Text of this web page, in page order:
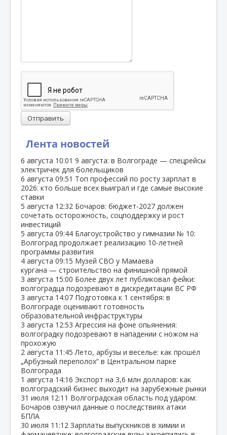
Лента новостей
6 августа 10:01 9 августа: в Волгограде — спецрейсы
электричек для болельщиков
6 августа 09:51 Топ профессий по росту зарплат в
2026: кто больше всех выиграл и где самые высокие
ставки
5 августа 12:32 Бочаров: бюджет‑2027 должен
сочетать осторожность, соцподдержку и рост
инвестиций
5 августа 09:44 Благоустройство у гимназии № 10:
Волгоград продолжает реализацию 10‑летней
программы развития
4 августа 09:15 Музей СВО у Мамаева
кургана — строительство на финишной прямой
3 августа 15:00 Более двух лет публиковал фейки:
волгоградца подозревают в дискредитации ВС РФ
3 августа 14:07 Подготовка к 1 сентября: в
Волгограде оценивают готовность
образовательной инфраструктуры
3 августа 12:53 Агрессия на фоне опьянения:
волгоградку подозревают в нападении с ножом на
прохожую
2 августа 11:45 Лето, арбузы и веселье: как прошёл
„Арбузный переполох“ в Центральном парке
Волгограда
1 августа 14:16 Экспорт на 3,6 млн долларов: как
волгоградский бизнес выходит на зарубежные рынки
31 июля 12:11 Волгоградская область под ударом:
Бочаров озвучил данные о последствиях атаки
БПЛА
30 июля 11:12 Зарплаты выпускников в химии и
Отправить